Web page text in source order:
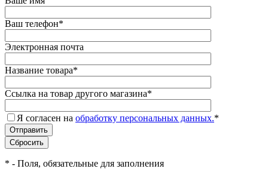
Ваш телефон*
Электронная почта
Название товара*
Ссылка на товар другого магазина*
Я согласен на обработку персональных данных.*
* - Поля, обязательные для заполнения